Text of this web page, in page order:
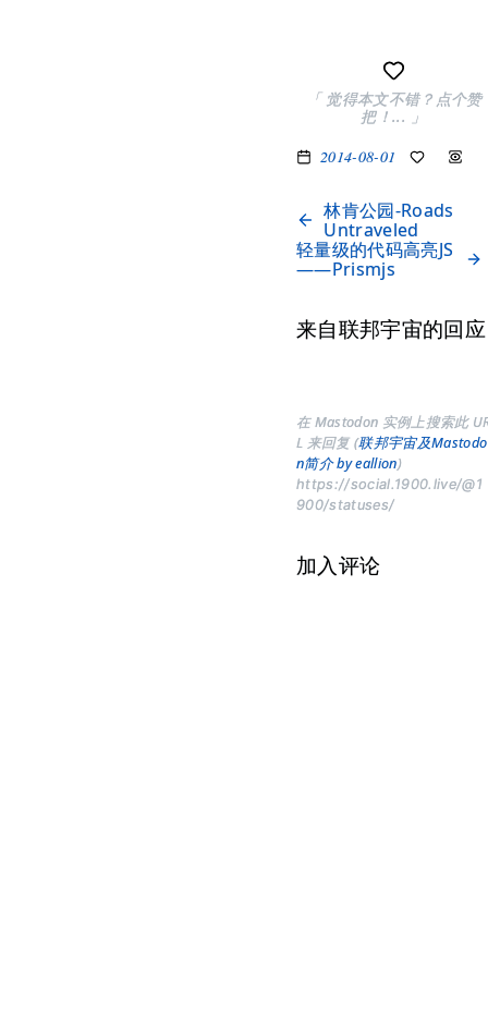
「 觉得本文不错？点个赞
把！... 」
2014-08-01
林肯公园-Roads
Untraveled
轻量级的代码高亮JS
——Prismjs
来自联邦宇宙的回应
在 Mastodon 实例上搜索此
L 来回复 (联邦宇宙及Mastodo
n简介 by eallion)
https://social.1900.live/@1
900/statuses/
加入评论